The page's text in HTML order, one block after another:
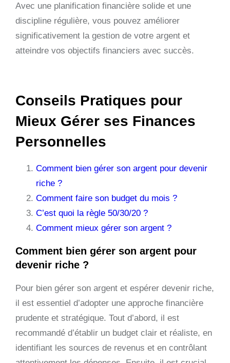
Avec une planification financière solide et une
discipline régulière, vous pouvez améliorer
significativement la gestion de votre argent et
atteindre vos objectifs financiers avec succès.
Conseils Pratiques pour
Mieux Gérer ses Finances
Personnelles
Comment bien gérer son argent pour devenir
riche ?
Comment faire son budget du mois ?
C’est quoi la règle 50/30/20 ?
Comment mieux gérer son argent ?
Comment bien gérer son argent pour
devenir riche ?
Pour bien gérer son argent et espérer devenir riche,
il est essentiel d’adopter une approche financière
prudente et stratégique. Tout d’abord, il est
recommandé d’établir un budget clair et réaliste, en
identifiant les sources de revenus et en contrôlant